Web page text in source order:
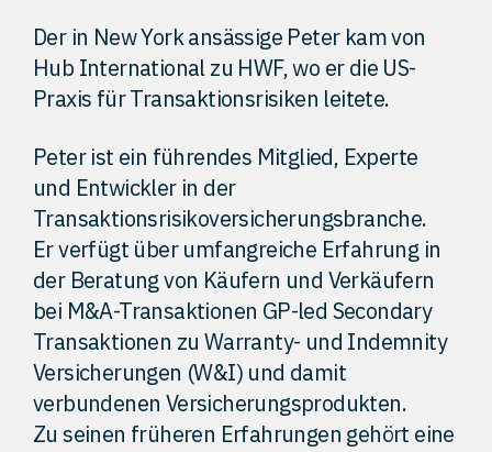
Der in New York ansässige Peter kam von
Hub International zu HWF, wo er die US-
Praxis für Transaktionsrisiken leitete.
Peter ist ein führendes Mitglied, Experte
und Entwickler in der
Transaktionsrisikoversicherungsbranche.
Er verfügt über umfangreiche Erfahrung in
der Beratung von Käufern und Verkäufern
bei M&A-Transaktionen GP-led Secondary
Transaktionen zu Warranty- und Indemnity
Versicherungen (W&I) und damit
verbundenen Versicherungsprodukten.
Zu seinen früheren Erfahrungen gehört eine